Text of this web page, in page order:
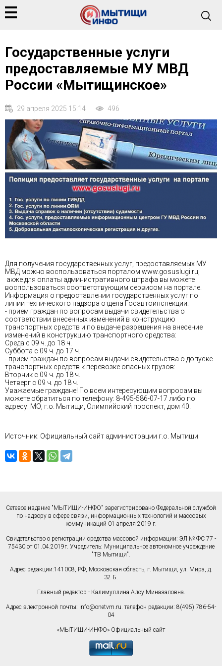
Государственные услуги
предоставляемые МУ МВД
России «Мытищинское»
29 апреля 2025 15:14 496
Для получения государственных услуг, предоставляемых МУ
МВД можно воспользоваться порталом www.gosuslugi.ru,
акже для оплаты административного штрафа вы можете
воспользоваться соответствующим сервисом на портале.
Информация о предоставлении государственных услуг по
линии технического надзора отдела Госавтоинспекции:
- прием граждан по вопросам выдачи свидетельства о
соответствии внесенных изменений в конструкцию
транспортных средств и по выдаче разрешения на внесение
изменений в конструкцию транспортного средства:
Среда с 09 ч. до 18 ч.
Суббота с 09 ч. до 17 ч.
- прием граждан по вопросам выдачи свидетельства о допуске
транспортных средств к перевозке опасных грузов:
Вторник с 09 ч. до 18 ч.
Четверг с 09 ч. до 18 ч.
Уважаемые граждане! По всем интересующим вопросам вы
можете обратиться по телефону: 8-495-586-07-17 либо по
адресу: МО, г.о. Мытищи, Олимпийский проспект, дом 40.
Источник: Официальный сайт администрации г.о. Мытищи
Сетевое издание "МЫТИЩИ-ИНФО" зарегистрировано Федеральной службой
по надзору в сфере связи, информационных технологий и массовых
коммуникаций 01 апреля 2019 г.
Свидетельство о регистрации средства массовой информации: ЭЛ № ФС 77 -
75430 от 01.04.2019г. Учредитель: Муниципальное автономное учреждение
"ТВ Мытищи".
Адрес редакции:141008, РФ, Московская область, г. Мытищи, ул. Мира, д.
32 Б.
Главный редактор - Калимуллина Алсу Миназаловна.
Адрес электронной почты: info@onetvm.ru. телефон редакции: 8(495) 786-54-
04
«МЫТИЩИ-ИНФО» Официальный сайт